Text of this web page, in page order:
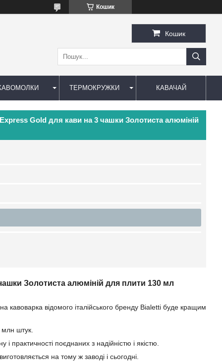
Кошик
Кошик
ТЕРМОКРУЖКИ КАВАЧАЙ
Express Gold для кави на 3 чашки Золотиста алюміній
Золотиста алюміній для плити 130 мл
кавоварка відомого італійського бренду Bialetti буде кращим
штук.
практичності поєднаних з надійністю і якістю.
на тому ж заводі і сьогодні.